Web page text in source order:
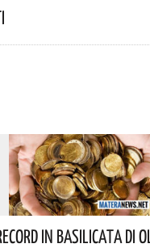
In Basilicata Di